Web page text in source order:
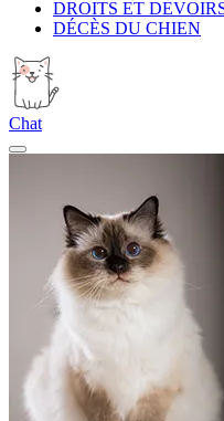
DROITS ET
DÉCÈS DU CHIEN
Chat